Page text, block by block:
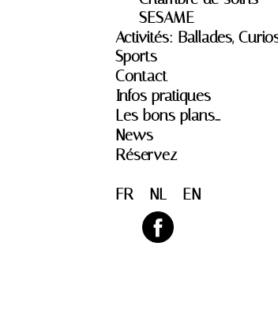
SESAME
Activités: Ballades,
Sports
Contact
Infos pratiques
Les bons plans…
News
Réservez
FR NL EN